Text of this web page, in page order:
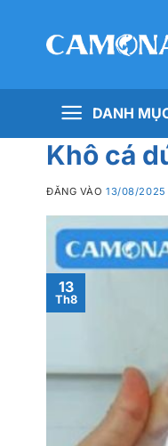
DANH
Khô cá
ĐĂNG VÀO13/08/2025
13
Th8